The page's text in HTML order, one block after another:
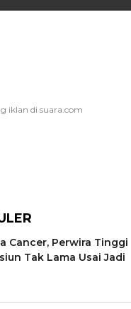
Cancer, Perwira Tinggi
Tak Lama Usai Jadi